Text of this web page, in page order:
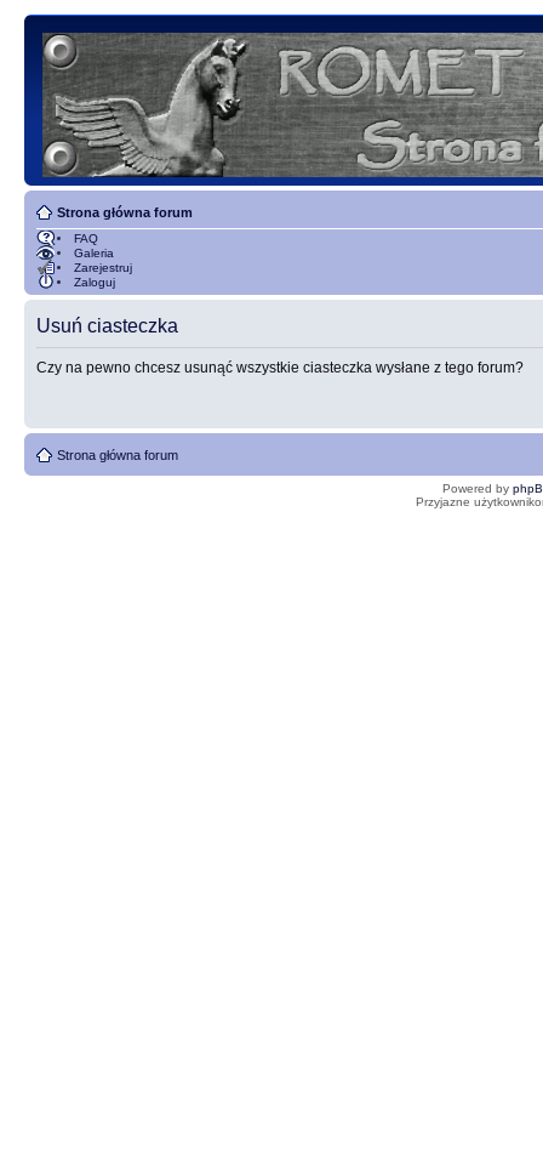
Strona główna forum
FAQ
Galeria
Zarejestruj
Zaloguj
Usuń ciasteczka
Czy na pewno chcesz usunąć wszystkie ciasteczka wysłane z tego forum?
Strona główna forum
Powered by
Przyjazne